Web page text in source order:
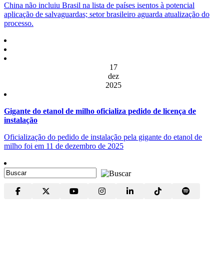
China não incluiu Brasil na lista de países isentos à potencial
aplicação de salvaguardas; setor brasileiro aguarda atualização do
processo.
17
dez
2025
Gigante do etanol de milho oficializa pedido de licença de
instalação
Oficialização do pedido de instalação pela gigante do etanol de
milho foi em 11 de dezembro de 2025